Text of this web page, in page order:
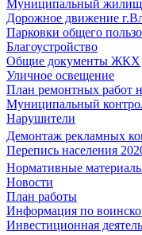
Муниципальный
Дорожное движение
Парковки общего
Благоустройство
Общие документы ЖКХ
Уличное освещение
План ремонтных работ
Муниципальный
Нарушители
Демонтаж рекламных
Перепись населения
Нормативные
Новости
План работы
Информация по
Инвестиционная